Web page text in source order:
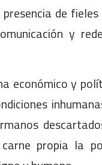
de
y
económico y
propia la